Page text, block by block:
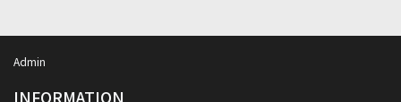
Admin
INFORMATION